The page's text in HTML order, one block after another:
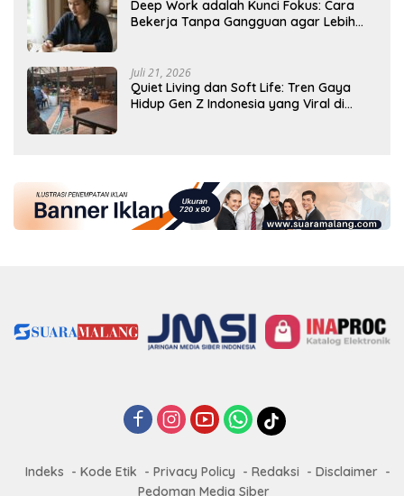
Deep Work adalah Kunci Fokus: Cara
Bekerja Tanpa Gangguan agar Lebih
Juli 21, 2026
Quiet Living dan Soft Life: Tren Gaya
Hidup Gen Z Indonesia yang Viral di
Indeks Kode Etik Privacy Policy Redaksi
Disclaimer
Pedoman Media Siber